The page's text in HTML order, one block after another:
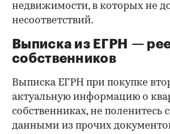
недвижимости, в которых не
несоответствий.
Выписка из ЕГРН —
собственников
Выписка ЕГРН при покупке
актуальную информацию о
собственниках, не поленитесь
данными из прочих